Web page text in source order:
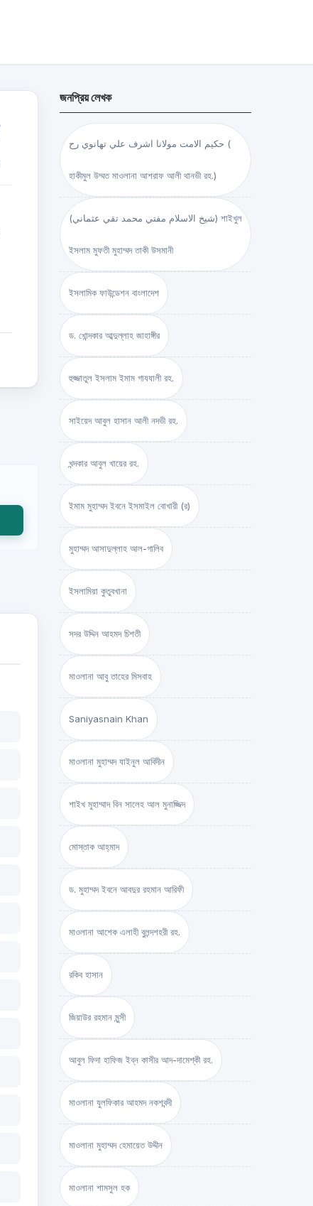
জনপ্রিয় লেখক
حكيم الامت مولانا اشرف علي تهانوي رح (
হাকীমুল উম্মত মাওলানা আশরাফ আলী থানভী রহ.)
(شيخ الاسلام مفتي محمد تقي عثماني) শাইখুল
ইসলাম মুফতী মুহাম্মদ তাকী উসমানী
ইসলামিক ফাউন্ডেশন বাংলাদেশ
ড. খোন্দকার আব্দুল্লাহ জাহাঙ্গীর
হুজ্জাতুল ইসলাম ইমাম গাযযালী রহ.
সাইয়েদ আবুল হাসান আলী নদভী রহ.
খন্দকার আবুল খায়ের রহ.
ইমাম মুহাম্মদ ইবনে ইসমাইল বোখারী (র)
মুহাম্মদ আসাদুল্লাহ আল-গালিব
ইসলামিয়া কুতুবখানা
সদর উদ্দিন আহমদ চিশতী
মাওলানা আবু তাহের মিসবাহ
Saniyasnain Khan
মাওলানা মুহাম্মদ যাইনুল আবিদীন
শাইখ মুহাম্মাদ বিন সালেহ আল মুনাজ্জিদ
মোস্তাক আহ্‌মাদ
ড. মুহাম্মদ ইবনে আবদুর রহমান আরিফী
মাওলানা আশেক এলাহী বুলন্দশহরী রহ.
রকিব হাসান
জিয়াউর রহমান মুন্সী
আবুল ফিদা হাফিজ ইব্‌ন কাসীর আদ-দামেশ্‌কী রহ.
মাওলানা যুলফিকার আহমদ নকশবন্দী
মাওলানা মুহাম্মদ হেমায়েত উদ্দীন
মাওলানা শামসুল হক